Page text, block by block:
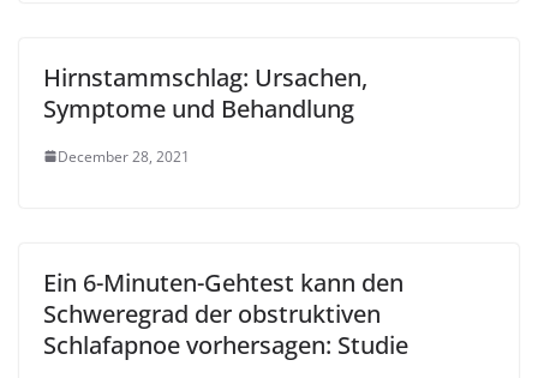
Hirnstammschlag: Ursachen,
Symptome und Behandlung
December 28, 2021
Ein 6-Minuten-Gehtest kann den
Schweregrad der obstruktiven
Schlafapnoe vorhersagen: Studie